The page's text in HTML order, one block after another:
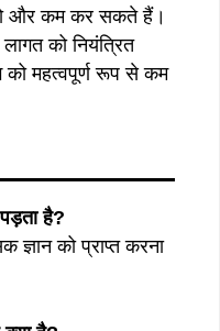
और कम कर सकते हैं।
को नियंत्रित
को महत्वपूर्ण रूप से कम
है?
को प्राप्त करना